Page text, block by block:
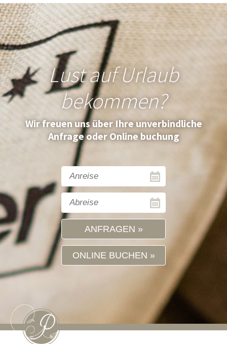
Lust auf Urlaub
bekommen?
Wir freuen uns über Ihre unverbindliche
Anfrage oder Online buchung
ANFRAGEN
ONLINE BUCHEN